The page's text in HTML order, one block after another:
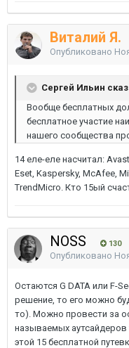
Виталий Я.
Опубликовано
Сергей Ильин
Вообще бесплатных
бесплатное участие
нашего сообщества
14 еле-еле насчитал:
Eset, Kaspersky, McAfee,
TrendMicro. Кто 15ый
NOSS 130
Опубликовано
Остаются G DATA или F-
решение, то его можно
то). Можно провести за
называемых
этой 15 бесплатной